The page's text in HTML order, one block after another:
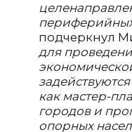
как мастер-
городов и
опорных
Результатом
жизни
развития
повышение
ДФО
внешнему